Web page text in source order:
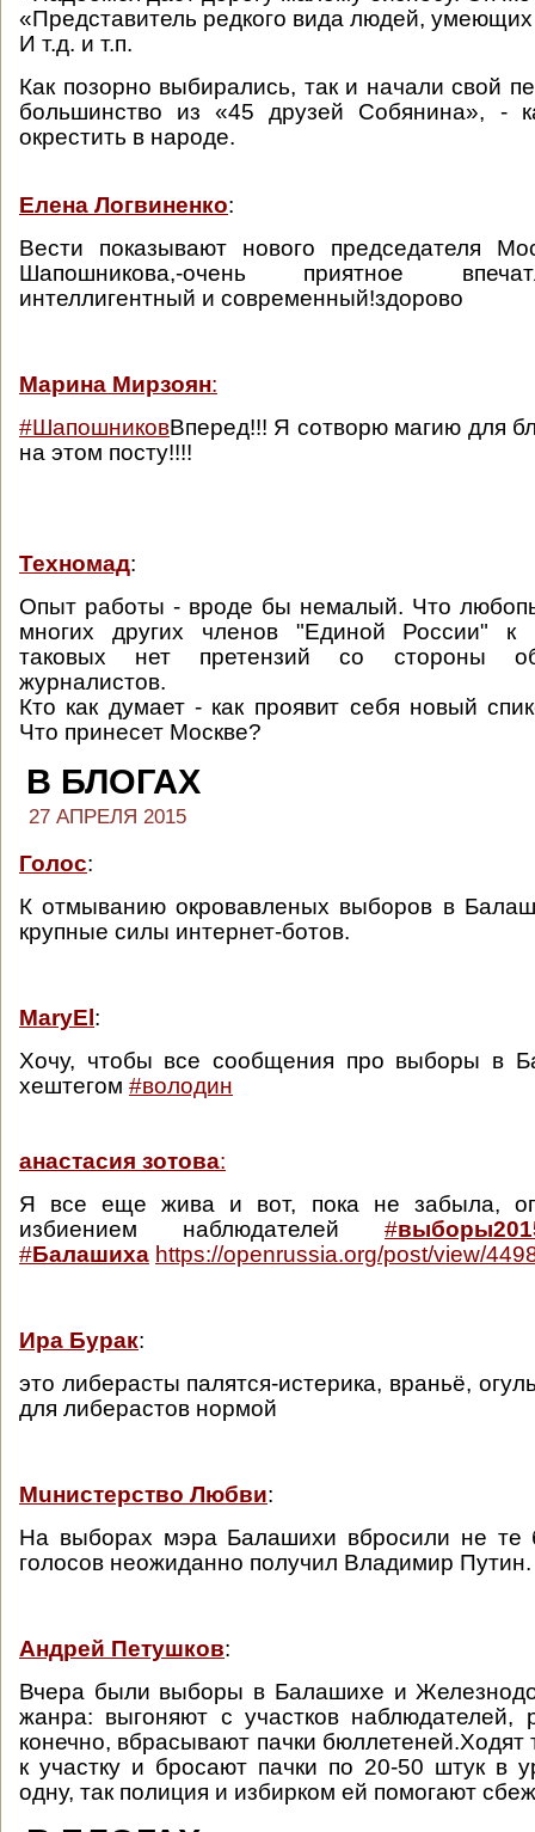
«Представитель редкого вида людей,
И т.д. и т.п.
Как позорно выбирались, так и начали свой
большинство из «45 друзей Собянина», -
окрестить в народе.
Елена Логвиненко:
Вести показывают нового председателя
Шапошникова,-очень приятное
интеллигентный и современный!здорово
Марина Мирзоян:
#ШапошниковВперед!!! Я сотворю магию для
на этом посту!!!!
Техномад:
Опыт работы - вроде бы немалый. Что
многих других членов "Единой России" к
таковых нет претензий со стороны
журналистов.
Кто как думает - как проявит себя новый
Что принесет Москве?
В БЛОГАХ
27 АПРЕЛЯ 2015
Голос:
К отмыванию окровавленых выборов в
крупные силы интернет-ботов.
MaryEl :
Хочу, чтобы все сообщения про выборы в
хештегом #володин
анастасия зотова:
Я все еще жива и вот, пока не забыла,
избиением наблюдателей #
#Балашиха https://openrussia.org/post/view/
Ира Бурак:
это либерасты палятся-истерика, враньё,
для либерастов нормой
Muнистерство Любви:
На выборах мэра Балашихи вбросили не те
голосов неожиданно получил Владимир Путин.
Андрей Петушков:
Вчера были выборы в Балашихе и
жанра: выгоняют с участков
конечно, вбрасывают пачки бюллетеней.Ходят
к участку и бросают пачки по 20-50 штук в
одну, так полиция и избирком ей помогают